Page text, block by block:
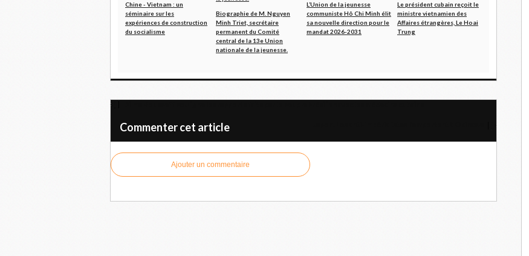
Chine - Vietnam : un
séminaire sur les
expériences de construction
du socialisme
Biographie de M. Nguyen
Minh Triet, secrétaire
permanent du Comité
central de la 13e Union
nationale de la jeunesse.
L’Union de la jeunesse
communiste Hô Chi Minh élit
sa nouvelle direction pour le
mandat 2026-2031
Le président cubain reçoit le
ministre vietnamien des
Affaires étrangères, Le Hoai
Trung
Commenter cet article
Ajouter un commentaire